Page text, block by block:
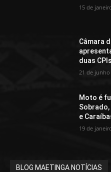
15 de
Câmara
duas
21 de junho
Moto é
e
19 de
BLOG MAETINGA NOTÍCIAS